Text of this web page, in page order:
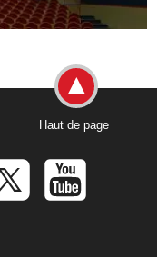
Haut de page